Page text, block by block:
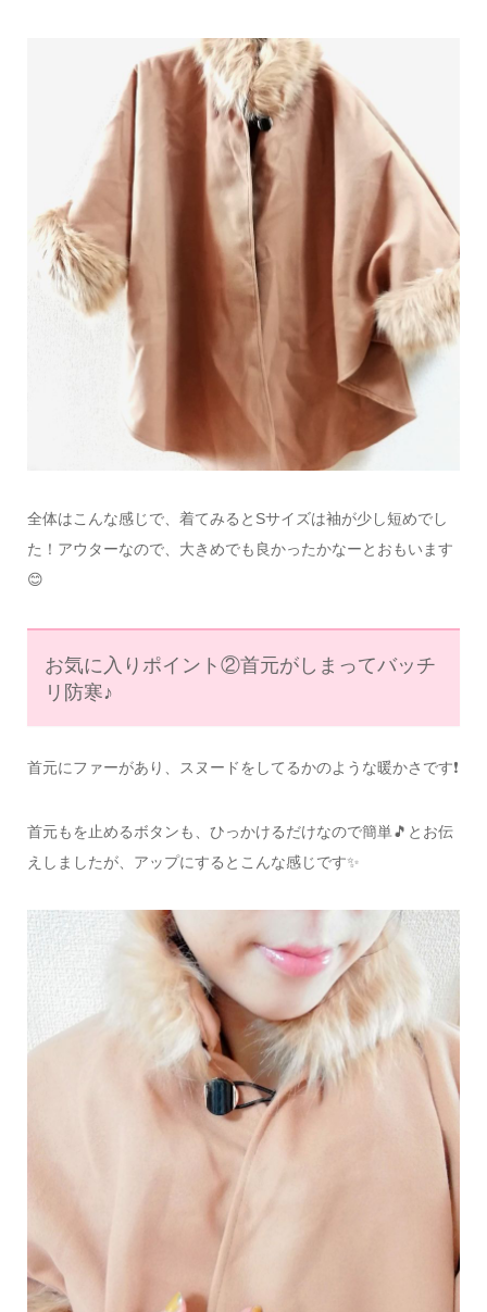
全体はこんな感じで、着てみるとSサイズは袖が少し短めでし
た！アウターなので、大きめでも良かったかなーとおもいます
😊
お気に入りポイント②首元がしまってバッチ
リ防寒♪
首元にファーがあり、スヌードをしてるかのような暖かさです❗
首元もを止めるボタンも、ひっかけるだけなので簡単🎵とお伝
えしましたが、アップにするとこんな感じです✨